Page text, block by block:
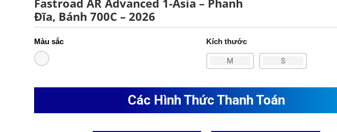
Fastroad AR Advanced 1-Asia – Phanh
Đĩa, Bánh 700C – 2026
Màu sắc Kích thước
M S
Các Hình Thức Thanh Toán